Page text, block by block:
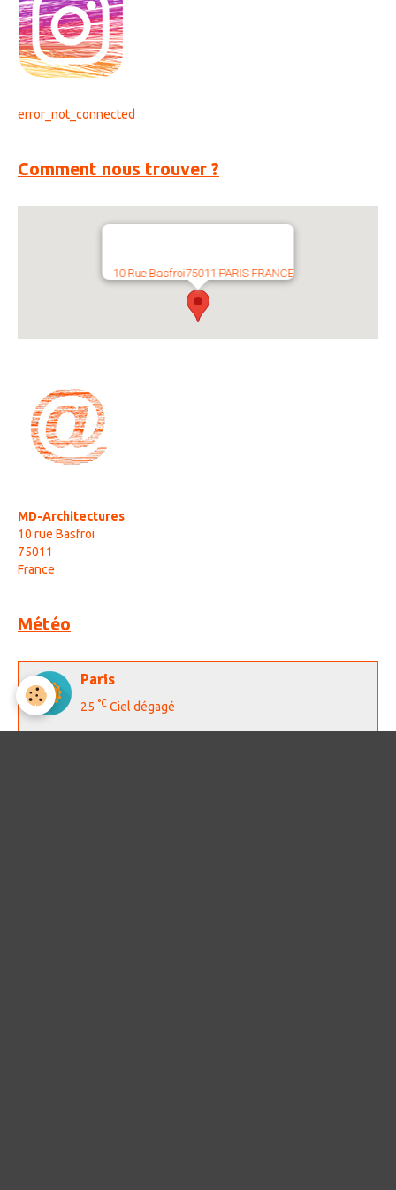
error_not_connected
Comment nous trouver ?
10 Rue Basfroi75011 PARIS FRANCE
MD-Architectures
10 rue Basfroi
75011
France
Météo
Paris
25 °C Ciel dégagé
Min: 25 °C | Max: 27 °C | Vent: 11 kmh 26°